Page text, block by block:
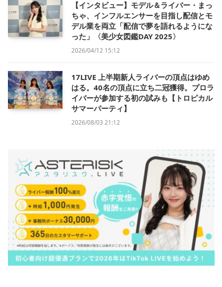
【インタビュー】モデル＆ライバー・まっ
ちゃ、インフルエンサーを目指し配信とモ
デル業を両立「配信で夢を語れるようにな
った」〈美少女図鑑DAY 2025〉
2026/04/12 15:12
17LIVE 上半期新人ライバーの頂点はゆめ
はる。40名の頂点に立ち二冠獲得。プロラ
イバーが参加する初の試みも【トロピカル
サマーパーティ】
2026/08/03 21:12